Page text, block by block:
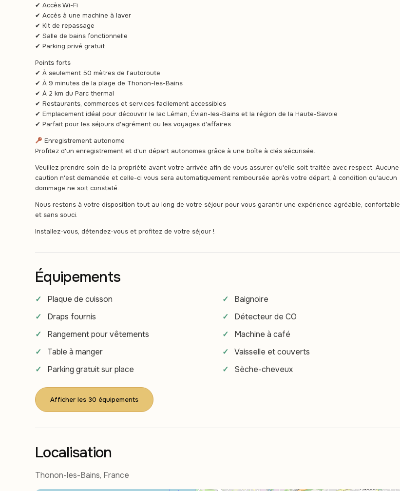
✔ Accès Wi-Fi
✔ Accès à une machine à laver
✔ Kit de repassage
✔ Salle de bains fonctionnelle
✔ Parking privé gratuit
Points forts
✔ À seulement 50 mètres de l'autoroute
✔ À 9 minutes de la plage de Thonon-les-Bains
✔ À 2 km du Parc thermal
✔ Restaurants, commerces et services facilement accessibles
✔ Emplacement idéal pour découvrir le lac Léman, Évian-les-Bains et la région de la Haute-Savoie
✔ Parfait pour les séjours d'agrément ou les voyages d'affaires
Enregistrement autonome
Profitez d'un enregistrement et d'un départ autonomes grâce à une boîte à clés sécurisée.
Veuillez prendre soin de la propriété avant votre arrivée afin de vous assurer qu'elle soit traitée avec respect. Aucune
caution n'est demandée et celle-ci vous sera automatiquement remboursée après votre départ, à condition qu'aucun
dommage ne soit constaté.
Nous restons à votre disposition tout au long de votre séjour pour vous garantir une expérience agréable, confortable
et sans souci.
Installez-vous, détendez-vous et profitez de votre séjour !
Équipements
Plaque de cuisson
Baignoire
Draps fournis
Détecteur de CO
Rangement pour vêtements
Machine à café
Table à manger
Vaisselle et couverts
Parking gratuit sur place
Sèche-cheveux
Afficher les 30 équipements
Localisation
Thonon-les-Bains, France